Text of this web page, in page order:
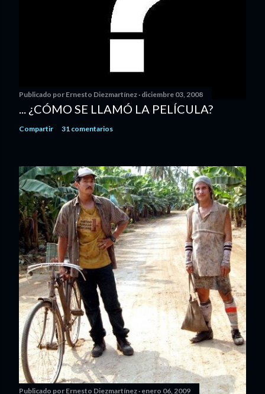
Publicado por Ernesto Diezmartínez diciembre 03, 2008
... ¿CÓMO SE LLAMÓ LA PELÍCULA?
Compartir 31 comentarios
Publicado por Ernesto Diezmartínez enero 06, 2009